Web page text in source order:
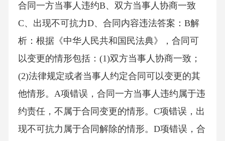
合同一方当事人违约B、双方当事人协商一致
C、出现不可抗力D、合同内容违法答案：B解
析：根据《中华人民共和国民法典》，合同可
以变更的情形包括：(1)双方当事人协商一致；
(2)法律规定或者当事人约定合同可以变更的其
他情形。A项错误，合同一方当事人违约属于违
约责任，不属于合同变更的情形。C项错误，出
现不可抗力属于合同解除的情形。D项错误，合